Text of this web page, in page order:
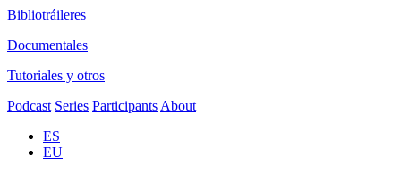
Bibliotráileres
Documentales
Tutoriales y otros
Podcast Series Participants About
ES
EU